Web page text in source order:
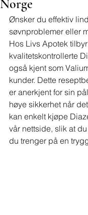
Norge
Ønsker du effektiv
søvnproblemer eller
Hos Livs Apotek
kvalitetskontrollerte
også kjent som
kunder. Dette
er anerkjent for sin
høye sikkerhet når
kan enkelt kjøpe
vår nettside, slik at
du trenger på en